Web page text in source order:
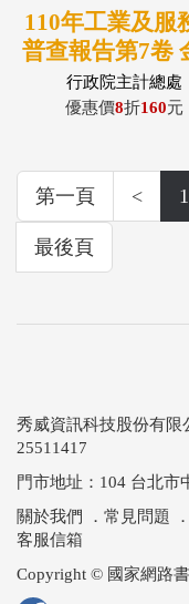
110年工業及服
普查報告第7卷
及保險業
行政院主計總處
優惠價8折160元
第一頁 < 1
最後頁
秀威資訊科技股份有
25511417
門市地址：104 台北市
關於我們
． 常見問題 ．
客服信箱
Copyright © 國家網路